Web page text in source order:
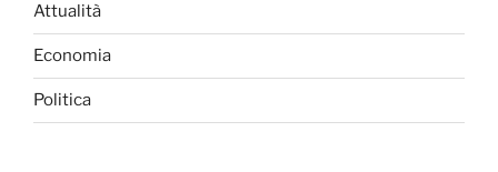
Attualità
Economia
Politica